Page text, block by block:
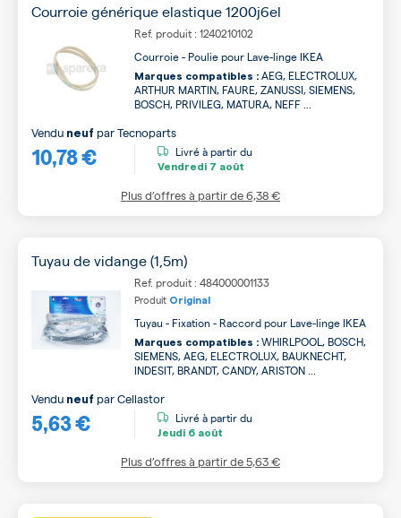
Courroie générique elastique 1200j6el
Ref. produit : 1240210102
Courroie - Poulie pour Lave-linge IKEA
Marques compatibles : AEG, ELECTROLUX,
ARTHUR MARTIN, FAURE, ZANUSSI, SIEMENS,
BOSCH, PRIVILEG, MATURA, NEFF ...
10,78 €
Vendu neuf parTecnoparts
Livré à partir du
Vendredi 7 août
Plus d’offres à partir de6,38 €
Tuyau de vidange (1,5m)
Ref. produit : 484000001133
Produit Original
Tuyau - Fixation - Raccord pour Lave-linge IKEA
Marques compatibles : WHIRLPOOL, BOSCH,
SIEMENS, AEG, ELECTROLUX, BAUKNECHT,
INDESIT, BRANDT, CANDY, ARISTON ...
5,63 €
Vendu neuf parCellastor
Livré à partir du
Jeudi 6 août
Plus d’offres à partir de5,63 €